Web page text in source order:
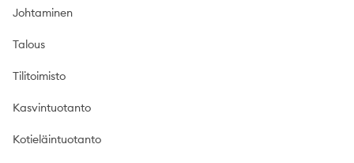
Johtaminen
Talous
Tilitoimisto
Kasvintuotanto
Kotieläintuotanto